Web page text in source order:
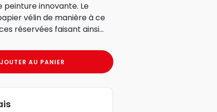
innovante. Le
vélin de manière à ce
réservées faisant ainsi...
AU PANIER